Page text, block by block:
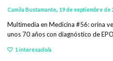
Camila Bustamante, 19 de septiembre de
Multimedia en Medicina #56: orina
unos 70 años con diagnóstico de
1interesado/a